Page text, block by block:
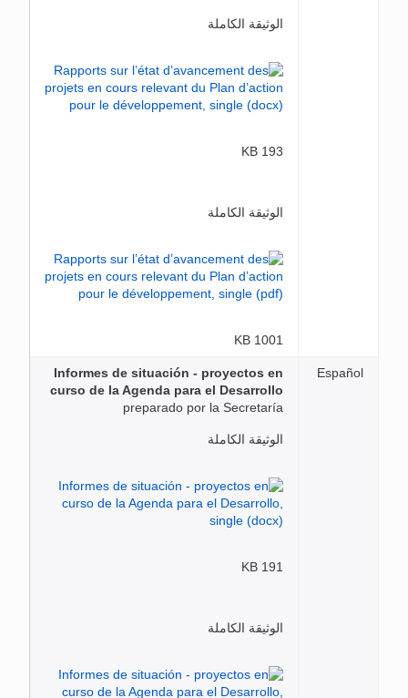
الوثيقة الكاملة
193 KB
الوثيقة الكاملة
1001 KB
Español
Informes de situación - proyectos en
curso de la Agenda para el Desarrollo
preparado por la Secretaría
الوثيقة الكاملة
191 KB
الوثيقة الكاملة